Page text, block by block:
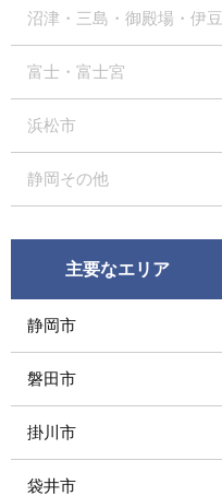
沼津・三島・御殿場・伊豆
富士・富士宮
浜松市
静岡その他
主要なエリア
静岡市
磐田市
掛川市
袋井市